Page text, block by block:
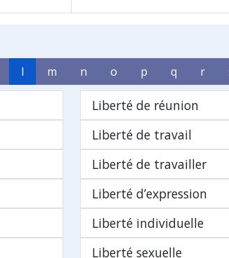
l m n o p q r
Liberté de réunion
Liberté de travail
Liberté de travailler
Liberté d’expression
Liberté individuelle
Liberté sexuelle